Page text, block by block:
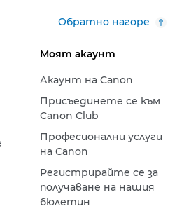
Обратно нагоре
Моят акаунт
Акаунт на Canon
Присъединете се към
Canon Club
Професионални услуги
на Canon
Регистрирайте се за
получаване на нашия
бюлетин